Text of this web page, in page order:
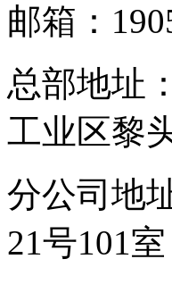
邮箱：
总部地址：
工业区黎
分公司地
21号101室